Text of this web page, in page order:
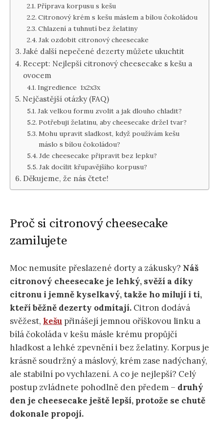
Příprava korpusu s kešu
Citronový krém s kešu máslem a bílou čokoládou
Chlazení a tuhnutí bez želatiny
Jak ozdobit citronový cheesecake
Jaké další nepečené dezerty můžete ukuchtit
Recept: Nejlepší citronový cheesecake s kešu a
ovocem
Ingredience 1x2x3x
Nejčastější otázky (FAQ)
Jak velkou formu zvolit a jak dlouho chladit?
Potřebuji želatinu, aby cheesecake držel tvar?
Mohu upravit sladkost, když používám kešu
máslo s bílou čokoládou?
Jde cheesecake připravit bez lepku?
Jak docílit křupavějšího korpusu?
Děkujeme, že nás čtete!
Proč si citronový cheesecake
zamilujete
Moc nemusíte přeslazené dorty a zákusky? Náš
citronový cheesecake je lehký, svěží a díky
citronu i jemně kyselkavý, takže ho milují i ti,
kteří běžně dezerty odmítají. Citron dodává
svěžest, kešu přinášejí jemnou oříškovou linku a
bílá čokoláda v kešu másle krému propůjčí
hladkost a lehké zpevnění i bez želatiny. Korpus je
krásně soudržný a máslový, krém zase nadýchaný,
ale stabilní po vychlazení. A co je nejlepší? Celý
postup zvládnete pohodlně den předem – druhý
den je cheesecake ještě lepší, protože se chutě
dokonale propojí.